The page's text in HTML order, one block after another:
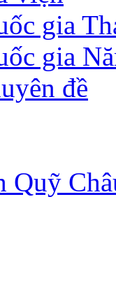
gia
gia
đề
Quỹ